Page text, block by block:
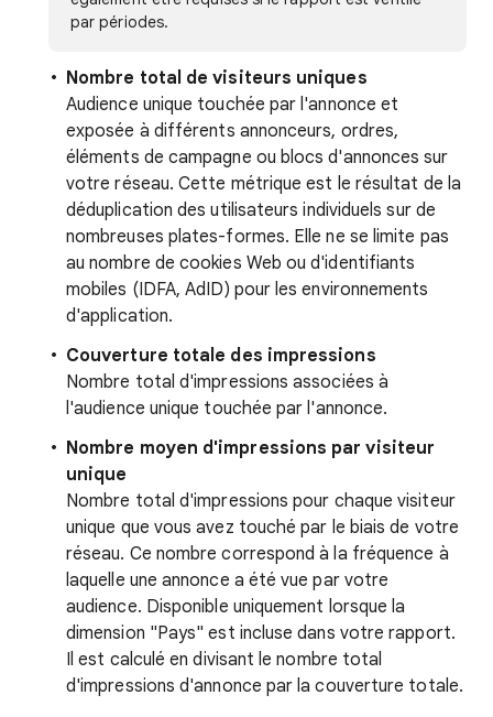
par périodes.
Nombre total de visiteurs uniques
Audience unique touchée par l'annonce et
exposée à différents annonceurs, ordres,
éléments de campagne ou blocs d'annonces sur
votre réseau. Cette métrique est le résultat de la
déduplication des utilisateurs individuels sur de
nombreuses plates-formes. Elle ne se limite pas
au nombre de cookies Web ou d'identifiants
mobiles (IDFA, AdID) pour les environnements
d'application.
Couverture totale des impressions
Nombre total d'impressions associées à
l'audience unique touchée par l'annonce.
Nombre moyen d'impressions par visiteur
unique
Nombre total d'impressions pour chaque visiteur
unique que vous avez touché par le biais de votre
réseau. Ce nombre correspond à la fréquence à
laquelle une annonce a été vue par votre
audience. Disponible uniquement lorsque la
dimension "Pays" est incluse dans votre rapport.
Il est calculé en divisant le nombre total
d'impressions d'annonce par la couverture totale.